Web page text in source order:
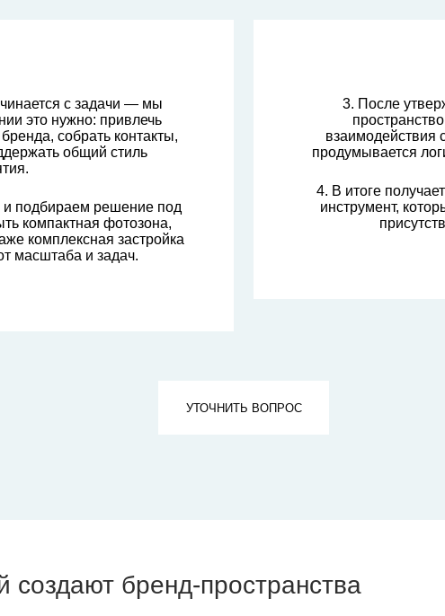
с задачи — мы
это нужно: привлечь
собрать контакты,
общий стиль
подбираем решение под
компактная фотозона,
комплексная застройка
масштаба и задач.
3. После
взаимодействия
продумывается
4. В итоге
инструмент,
УТОЧНИТЬ ВОПРОС
создают бренд-пространства